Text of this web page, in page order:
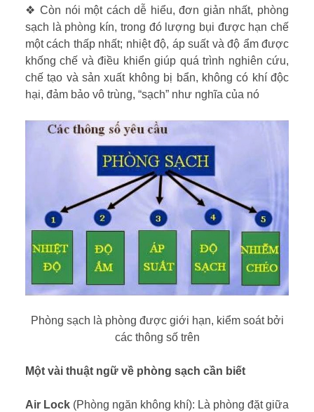
❖ Còn nói một cách dễ hiểu, đơn giản nhất, phòng
sạch là phòng kín, trong đó lượng bụi được hạn chế
một cách thấp nhất; nhiệt độ, áp suất và độ ẩm được
khống chế và điều khiển giúp quá trình nghiên cứu,
chế tạo và sản xuất không bị bẩn, không có khí độc
hại, đảm bảo vô trùng, “sạch” như nghĩa của nó
Phòng sạch là phòng được giới hạn, kiểm soát bởi
các thông số trên
Một vài thuật ngữ về phòng sạch cần biết
Air Lock (Phòng ngăn không khí): Là phòng đặt giữa